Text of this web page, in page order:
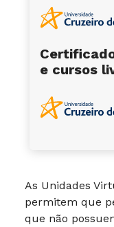
As Unidades
permitem que
que não
e cursos